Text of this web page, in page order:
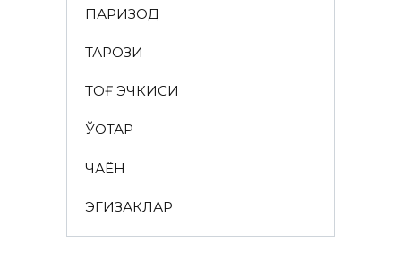
ПАРИЗОД
ТАРОЗИ
ТОҒ ЭЧКИСИ
ЎҚОТАР
ЧАЁН
ЭГИЗАКЛАР